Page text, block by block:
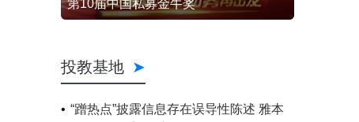
第10届中国私募金牛奖
投教基地
“蹭热点”披露信息存在误导性陈述 雅本